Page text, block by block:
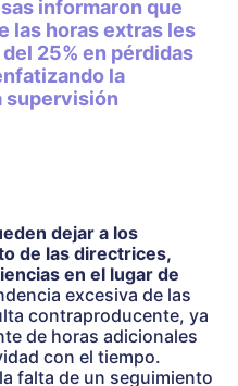
informaron que
las horas extras les
25% en pérdidas
la
supervisión
dejar a los
de las directrices,
en el lugar de
excesiva de las
contraproducente, ya
de horas adicionales
con el tiempo.
falta de un seguimiento